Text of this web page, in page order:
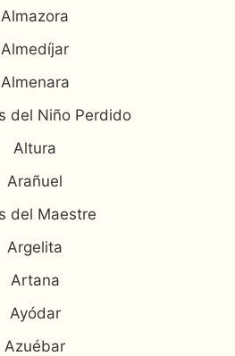
Almazora
Almedíjar
Almenara
del Niño Perdido
Altura
Arañuel
del Maestre
Argelita
Artana
Ayódar
Azuébar